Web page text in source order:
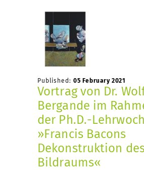
Published: 05 February 2021
Vortrag von Dr.
Bergande im
der Ph.D.-
»Francis Bacons
Dekonstruktion
Bildraums«